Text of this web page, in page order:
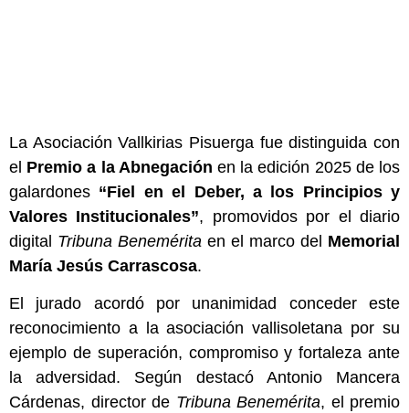
La Asociación Vallkirias Pisuerga fue distinguida con
el Premio a la Abnegación en la edición 2025 de los
galardones “Fiel en el Deber, a los Principios y
Valores Institucionales”, promovidos por el diario
digital Tribuna Benemérita en el marco del Memorial
María Jesús Carrascosa.
El jurado acordó por unanimidad conceder este
reconocimiento a la asociación vallisoletana por su
ejemplo de superación, compromiso y fortaleza ante
la adversidad. Según destacó Antonio Mancera
Cárdenas, director de Tribuna Benemérita, el premio